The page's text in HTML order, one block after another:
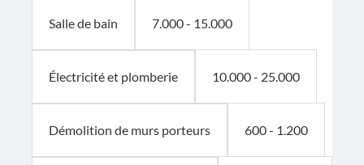
Salle de bain 7.000 - 15.000
Électricité et plomberie 10.000 - 25.000
Démolition de murs porteurs 600 - 1.200